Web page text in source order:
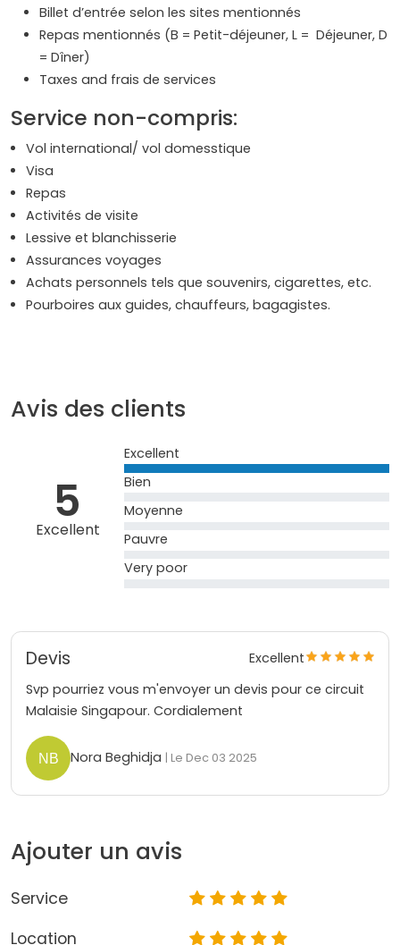
Billet d’entrée selon les sites mentionnés
Repas mentionnés (B = Petit-déjeuner, L = Déjeuner, D
= Dîner)
Taxes and frais de services
Service non-compris:
Vol international/ vol domesstique
Visa
Repas
Activités de visite
Lessive et blanchisserie
Assurances voyages
Achats personnels tels que souvenirs, cigarettes, etc.
Pourboires aux guides, chauffeurs, bagagistes.
Avis des clients
5
Excellent
Excellent
Bien
Moyenne
Pauvre
Very poor
Devis
Excellent
Svp pourriez vous m'envoyer un devis pour ce circuit
Malaisie Singapour. Cordialement
Nora Beghidja | Le Dec 03 2025
Ajouter un avis
Service
Location